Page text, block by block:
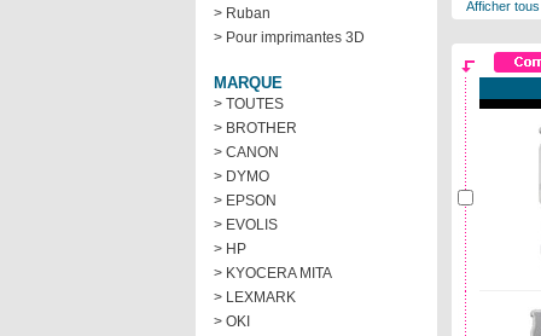
> Ruban
> Pour imprimantes 3D
MARQUE
> TOUTES
> BROTHER
> CANON
> DYMO
> EPSON
> EVOLIS
> HP
> KYOCERA MITA
> LEXMARK
> OKI
Afficher